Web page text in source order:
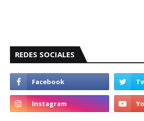
REDES SOCIALES